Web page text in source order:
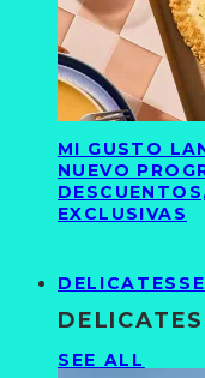
MI GUSTO
NUEVO
EXCLUSIVAS
SEE ALL